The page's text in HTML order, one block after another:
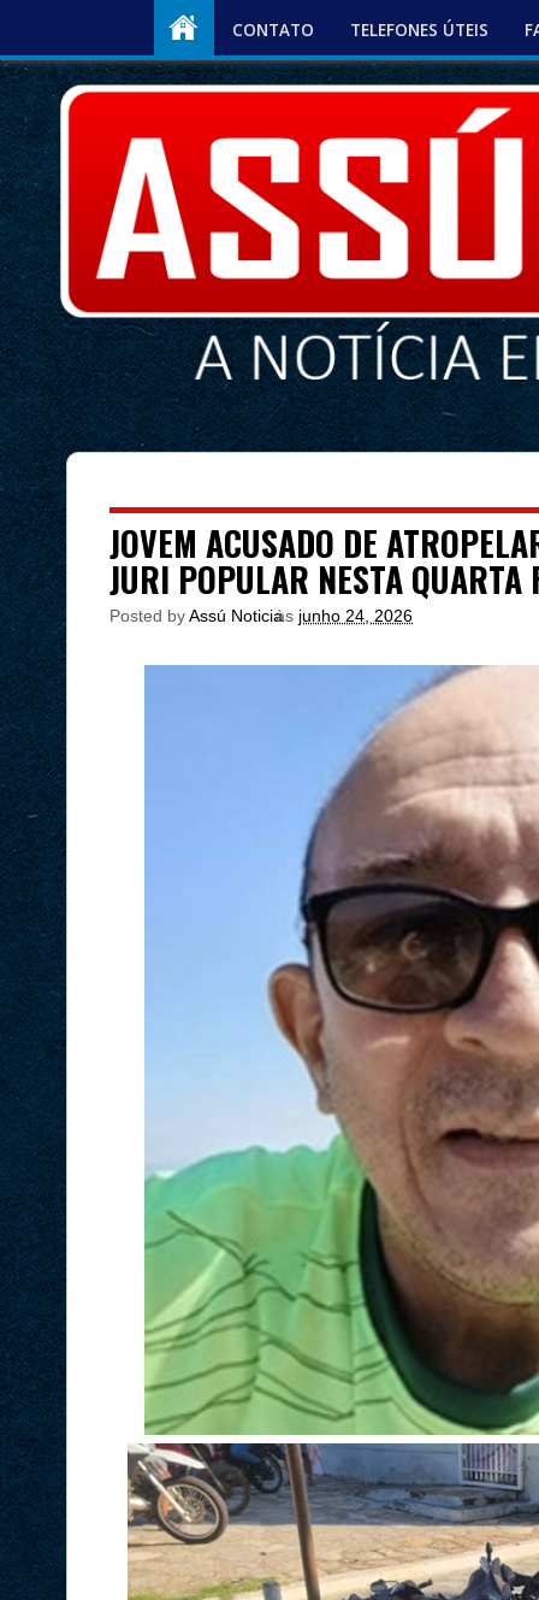
CONTATO TELEFONES ÚTEIS
JOVEM ACUSADO DE
JURI POPULAR NESTA QUARTA
Posted byAssú Noticia
às junho 24, 2026